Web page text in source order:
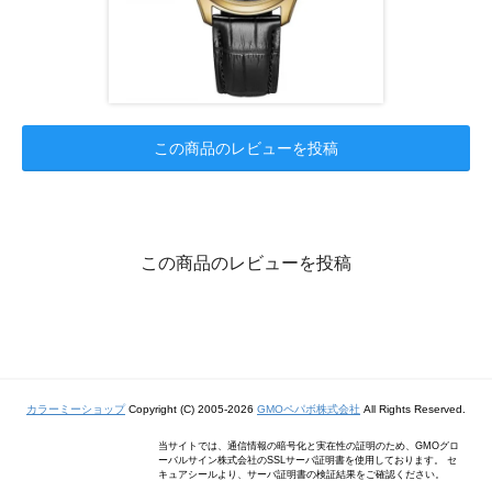
この商品のレビューを投稿
この商品のレビューを投稿
カラーミーショップCopyright (C) 2005-2026 GMOペパボ株式会社 All Rights Reserved.
当サイトでは、通信情報の暗号化と実在性の証明のため、GMOグロ
ーバルサイン株式会社のSSLサーバ証明書を使用しております。 セ
キュアシールより、サーバ証明書の検証結果をご確認ください。